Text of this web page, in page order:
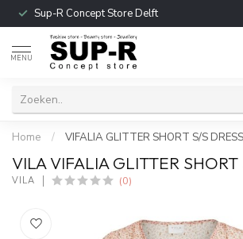
Sup-R Concept Store Delft
MENU
Home / VIFALIA GLITTER SHORT S/S DRESS
VILA VIFALIA GLITTER SHORT
VILA (0)